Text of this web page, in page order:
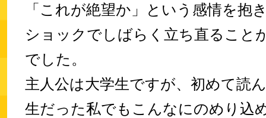
「これが絶望か」という感情を抱
ショックでしばらく立ち直ること
でした。
主人公は大学生ですが、初めて読
生だった私でもこんなにのめり込